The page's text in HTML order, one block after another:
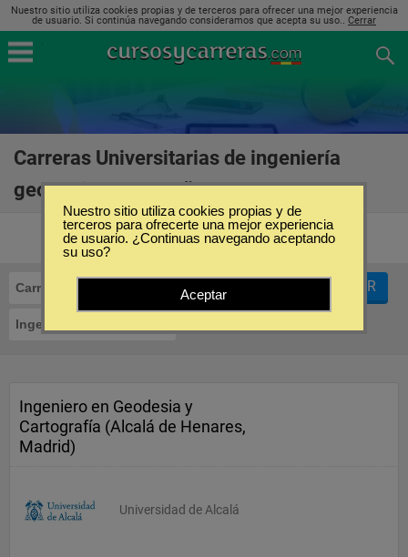
Nuestro sitio utiliza cookies propias y de terceros para ofrecer una mejor experiencia
de usuario. Si continúa navegando consideramos que acepta su uso.. Cerrar
Carreras Universitarias de ingeniería
geomática en España
Carreras Universitarias
Ingeniería Geomática
FILTRAR
Ingeniero en Geodesia y
Cartografía (Alcalá de Henares,
Madrid)
Universidad de Alcalá
Nuestro sitio utiliza cookies propias y de
terceros para ofrecerte una mejor experiencia
de usuario. ¿Continuas navegando aceptando
su uso?
Aceptar